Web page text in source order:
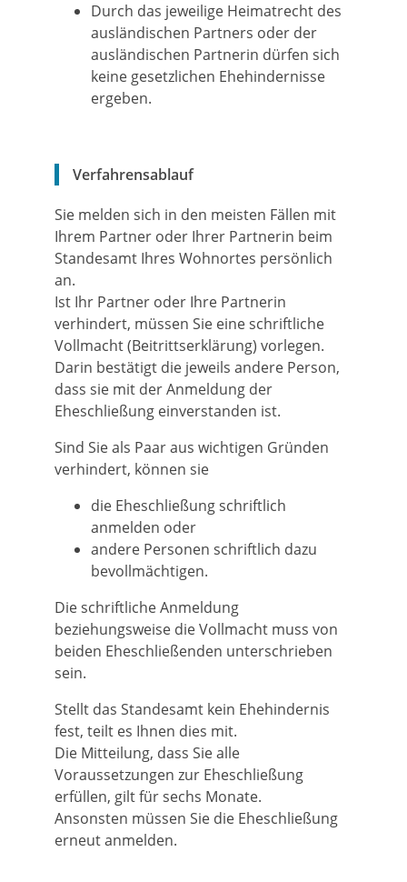
Durch das jeweilige Heimatrecht des
ausländischen Partners oder der
ausländischen Partnerin dürfen sich
keine gesetzlichen Ehehindernisse
ergeben.
Verfahrensablauf
Sie melden sich in den meisten Fällen mit
Ihrem Partner oder Ihrer Partnerin beim
Standesamt Ihres Wohnortes persönlich
an.
Ist Ihr Partner oder Ihre Partnerin
verhindert, müssen Sie eine schriftliche
Vollmacht (Beitrittserklärung) vorlegen.
Darin bestätigt die jeweils andere Person,
dass sie mit der Anmeldung der
Eheschließung einverstanden ist.
Sind Sie als Paar aus wichtigen Gründen
verhindert, können sie
die Eheschließung schriftlich
anmelden oder
andere Personen schriftlich dazu
bevollmächtigen.
Die schriftliche Anmeldung
beziehungsweise die Vollmacht muss von
beiden Eheschließenden unterschrieben
sein.
Stellt das Standesamt kein Ehehindernis
fest, teilt es Ihnen dies mit.
Die Mitteilung, dass Sie alle
Voraussetzungen zur Eheschließung
erfüllen, gilt für sechs Monate.
Ansonsten müssen Sie die Eheschließung
erneut anmelden.